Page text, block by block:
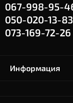
067-998-95-
050-020-13-83
073-169-72-26
Информация